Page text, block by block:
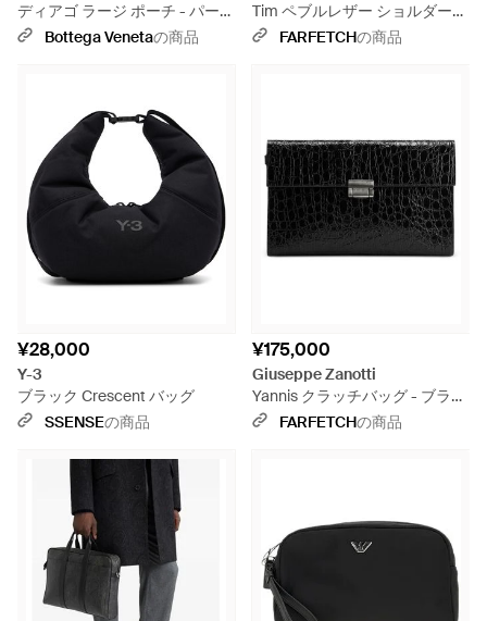
ディアゴ ラージ ポーチ - パープ
ル
Bottega Venetaの商品
Tim ペブルレザー ショルダーバ
ッグ - ブラック
FARFETCHの商品
¥28,000
Y-3
ブラック Crescent バッグ
SSENSEの商品
¥175,000
Giuseppe Zanotti
Yannis クラッチバッグ - ブラッ
ク
FARFETCHの商品